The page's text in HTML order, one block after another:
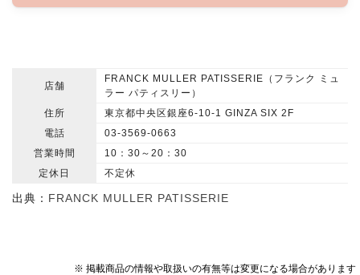
店舗
FRANCK MULLER PATISSERIE（フランク ミュ
ラー パティスリー）
住所
東京都中央区銀座6-10-1 GINZA SIX 2F
電話
03-3569-0663
営業時間
10：30～20：30
定休日
不定休
出典： FRANCK MULLER PATISSERIE
※ 掲載商品の情報や取扱いの有無等は変更になる場合があります